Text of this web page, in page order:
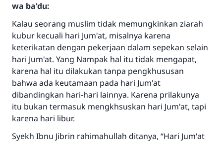
wa ba'du:
Kalau seorang muslim tidak memungkinkan ziarah
kubur kecuali hari Jum'at, misalnya karena
keterikatan dengan pekerjaan dalam sepekan selain
hari Jum'at. Yang Nampak hal itu tidak mengapat,
karena hal itu dilakukan tanpa pengkhususan
bahwa ada keutamaan pada hari Jum'at
dibandingkan hari-hari lainnya. Karena prilakunya
itu bukan termasuk mengkhsuskan hari Jum'at, tapi
karena hari libur.
Syekh Ibnu Jibrin rahimahullah ditanya, “Hari Jum'at